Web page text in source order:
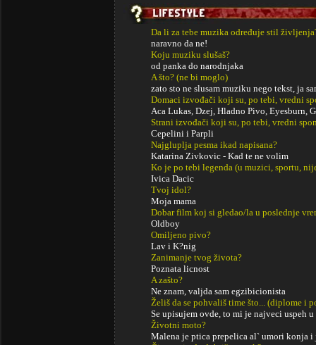
Da li za tebe muzika određuje stil
naravno da ne!
Koju muziku slušaš?
od panka do narodnjaka
A što? (ne bi moglo)
zato sto ne slusam muziku nego tekst, ja
Domaci izvođači koji su, po tebi, vredni
Aca Lukas, Dzej, Hladno Pivo, Eyesburn,
Strani izvođači koji su, po tebi, vredni
Cepelini i Parpli
Najgluplja pesma ikad napisana?
Katarina Zivkovic - Kad te ne volim
Ko je po tebi legenda (u muzici, sportu,
Ivica Dacic
Tvoj idol?
Moja mama
Dobar film koj si gledao/la u poslednje
Oldboy
Omiljeno pivo?
Lav i K?nig
Zanimanje tvog života?
Poznata licnost
A zašto?
Ne znam, valjda sam egzibicionista
Želiš da se pohvališ time što... (diplome i
Se upisujem ovde, to mi je najveci uspeh
Životni moto?
Malena je ptica prepelica al` umori konja i